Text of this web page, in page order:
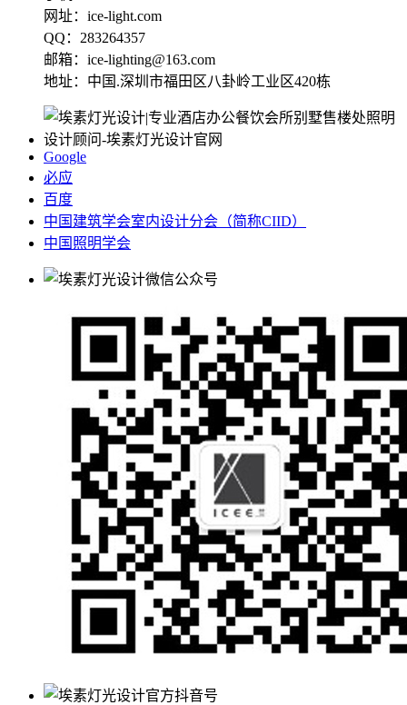
网址：ice-light.com
QQ：283264357
邮箱：ice-lighting@163.com
地址：中国.深圳市福田区八卦岭工业区420栋
Google
必应
百度
中国建筑学会室内设计分会（简称CIID）
中国照明学会